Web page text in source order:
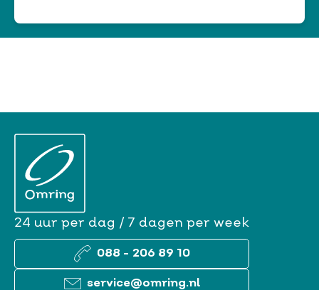
24 uur per dag / 7 dagen per week
088 - 206 89 10
service@omring.nl